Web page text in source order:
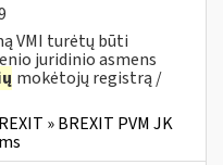
VMI turėtų būti
juridinio asmens
mokėtojų registrą /
» BREXIT PVM JK